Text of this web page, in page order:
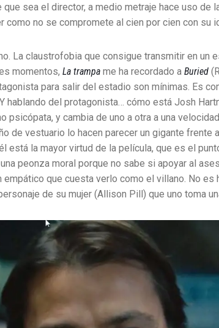
que sea el director, a medio metraje hace uso de
como no se compromete al cien por cien con su
La claustrofobia que consigue transmitir en un
momentos, La trampa me ha recordado a Buried
para salir del estadio son mínimas. Es
hablando del protagonista… cómo está Josh
psicópata, y cambia de uno a otra a una
de vestuario lo hacen parecer un gigante frente
está la mayor virtud de la película, que es el
peonza moral porque no sabe si apoyar al
que cuesta verlo como el villano. No es
de su mujer (Allison Pill) que uno toma